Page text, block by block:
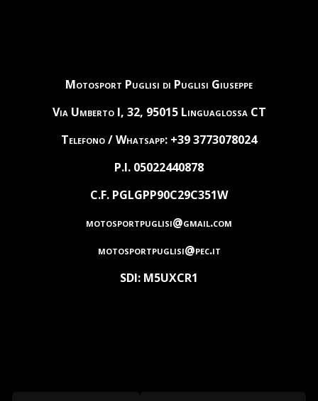
Motosport Puglisi di Puglisi Giuseppe
Via Umberto I, 32, 95015 Linguaglossa CT
Telefono / Whatsapp: +39 3773078024
P.I. 05022440878
C.F. PGLGPP90C29C351W
motosportpuglisi@gmail.com
motosportpuglisi@pec.it
SDI: M5UXCR1